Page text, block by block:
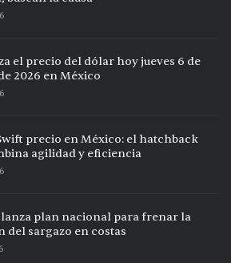
el precio del dólar hoy jueves 6 de
2026 en México
precio en México: el hatchback
agilidad y eficiencia
plan nacional para frenar la
del sargazo en costas